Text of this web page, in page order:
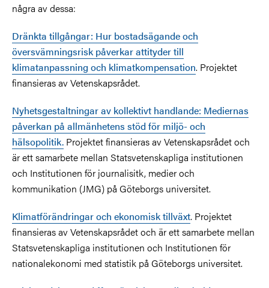
några av dessa:
Dränkta tillgångar: Hur bostadsägande och
översvämningsrisk påverkar attityder till
klimatanpassning och klimatkompensation. Projektet
finansieras av Vetenskapsrådet.
Nyhetsgestaltningar av kollektivt handlande: Mediernas
påverkan på allmänhetens stöd för miljö- och
hälsopolitik. Projektet finansieras av Vetenskapsrådet och
är ett samarbete mellan Statsvetenskapliga institutionen
och Institutionen för journalisitk, medier och
kommunikation (JMG) på Göteborgs universitet.
Klimatförändringar och ekonomisk tillväxt. Projektet
finansieras av Vetenskapsrådet och är ett samarbete mellan
Statsvetenskapliga institutionen och Institutionen för
nationalekonomi med statistik på Göteborgs universitet.